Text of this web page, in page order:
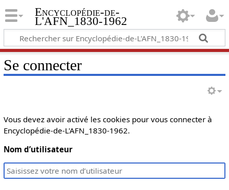
Encyclopédie-de-
L'AFN_1830-1962
Se connecter
Vous devez avoir activé les cookies pour vous connecter à
Encyclopédie-de-L'AFN_1830-1962.
Nom d’utilisateur